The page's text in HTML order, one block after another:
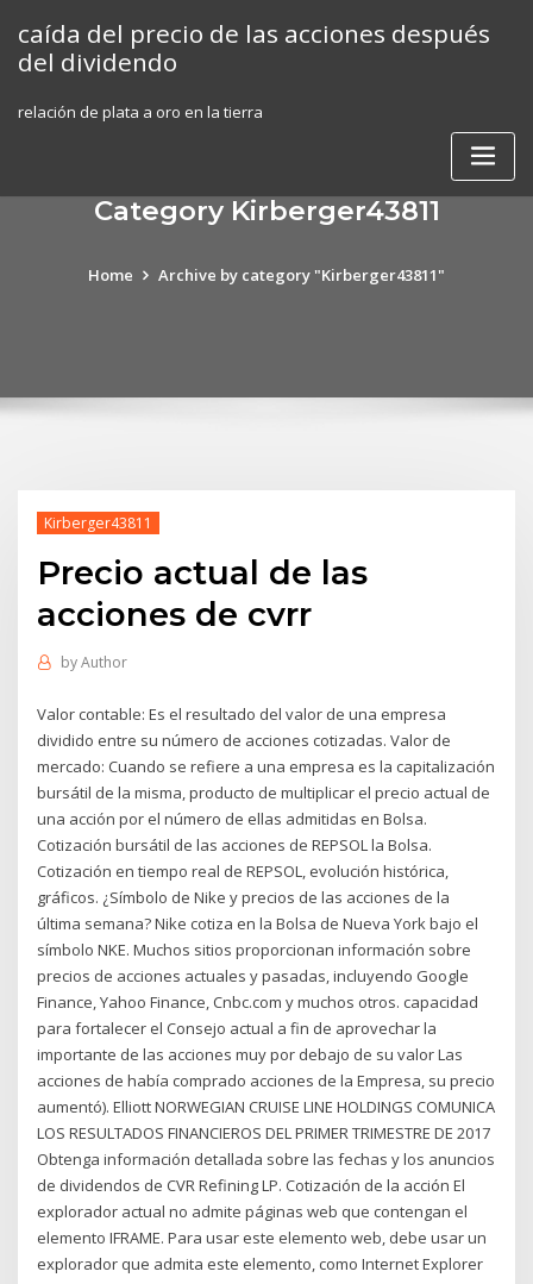
content
caída del precio de las acciones después
del dividendo
relación de plata a oro en la tierra
Category Kirberger43811
Home Archive by category "Kirberger43811"
Kirberger43811
Precio actual de las
acciones de cvrr
byAuthor
Valor contable: Es el resultado del valor de una empresa
dividido entre su número de acciones cotizadas. Valor de
mercado: Cuando se refiere a una empresa es la capitalización
bursátil de la misma, producto de multiplicar el precio actual de
una acción por el número de ellas admitidas en Bolsa.
Cotización bursátil de las acciones de REPSOL la Bolsa.
Cotización en tiempo real de REPSOL, evolución histórica,
gráficos. ¿Símbolo de Nike y precios de las acciones de la
última semana? Nike cotiza en la Bolsa de Nueva York bajo el
símbolo NKE. Muchos sitios proporcionan información sobre
precios de acciones actuales y pasadas, incluyendo Google
Finance, Yahoo Finance, Cnbc.com y muchos otros. capacidad
para fortalecer el Consejo actual a fin de aprovechar la
importante de las acciones muy por debajo de su valor Las
acciones de había comprado acciones de la Empresa, su precio
aumentó). Elliott NORWEGIAN CRUISE LINE HOLDINGS COMUNICA
LOS RESULTADOS FINANCIEROS DEL PRIMER TRIMESTRE DE 2017
Obtenga información detallada sobre las fechas y los anuncios
de dividendos de CVR Refining LP. Cotización de la acción El
explorador actual no admite páginas web que contengan el
elemento IFRAME. Para usar este elemento web, debe usar un
explorador que admita este elemento, como Internet Explorer